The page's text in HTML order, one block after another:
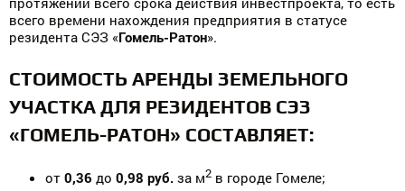
всего времени нахождения предприятия в статусе
резидента СЭЗ «Гомель-Ратон».
СТОИМОСТЬ АРЕНДЫ ЗЕМЕЛЬНОГО
УЧАСТКА ДЛЯ РЕЗИДЕНТОВ СЭЗ
«ГОМЕЛЬ-РАТОН» СОСТАВЛЯЕТ:
от 0,36 до 0,98 руб. за м2 в городе Гомеле;